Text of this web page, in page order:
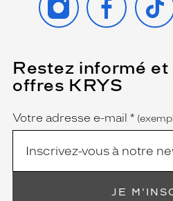
Restez informé et
offres KRYS
Name
Votre adresse e-mail *
(Ce
champ
est
obligatoire)
JE